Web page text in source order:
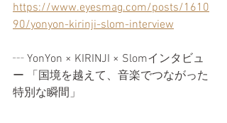
https://www.eyesmag.com/posts/1610
90/yonyon-kirinji-slom-interview
┄ YonYon × KIRINJI × Slomインタビュ
ー 「国境を越えて、音楽でつながった
特別な瞬間」​